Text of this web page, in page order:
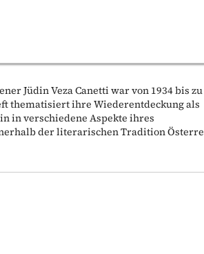
Jüdin Veza Canetti war von 1934 bis zu
thematisiert ihre Wiederentdeckung als
in verschiedene Aspekte ihres
der literarischen Tradition